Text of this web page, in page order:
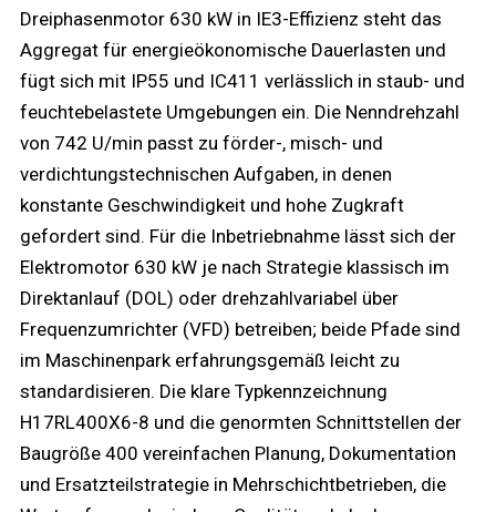
Dreiphasenmotor 630 kW in IE3-Effizienz steht das
Aggregat für energieökonomische Dauerlasten und
fügt sich mit IP55 und IC411 verlässlich in staub- und
feuchtebelastete Umgebungen ein. Die Nenn­drehzahl
von 742 U/min passt zu förder-, misch- und
verdichtungstechnischen Aufgaben, in denen
konstante Geschwindigkeit und hohe Zugkraft
gefordert sind. Für die Inbetriebnahme lässt sich der
Elektromotor 630 kW je nach Strategie klassisch im
Direktanlauf (DOL) oder drehzahlvariabel über
Frequenzumrichter (VFD) betreiben; beide Pfade sind
im Maschinenpark erfahrungsgemäß leicht zu
standardisieren. Die klare Typkennzeichnung
H17RL400X6-8 und die genormten Schnittstellen der
Baugröße 400 vereinfachen Planung, Dokumentation
und Ersatzteilstrategie in Mehrschichtbetrieben, die